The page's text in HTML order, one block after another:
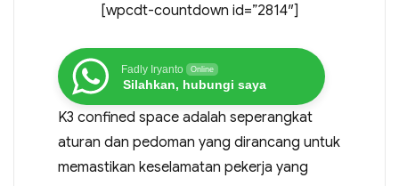
[wpcdt-countdown id=”2814″]
Fadly Iryanto Online
Silahkan, hubungi saya
K3 confined space adalah seperangkat
aturan dan pedoman yang dirancang untuk
memastikan keselamatan pekerja yang